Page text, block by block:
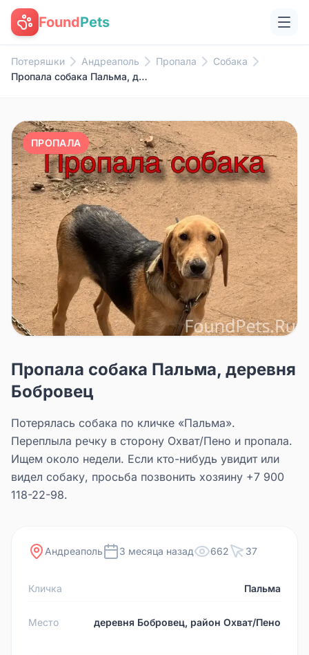
FoundPets
Потеряшки Андреаполь Пропала
Собака
Пропала собака Пальма, деревня Бобровец
ПРОПАЛА
Пропала собака Пальма, деревня
Бобровец
Потерялась собака по кличке «Пальма».
Переплыла речку в сторону Охват/Пено и пропала.
Ищем около недели. Если кто-нибудь увидит или
видел собаку, просьба позвонить хозяину +7 900
118-22-98.
Андреаполь 3 месяца назад 662 37
Кличка Пальма
Место деревня Бобровец, район Охват/Пено